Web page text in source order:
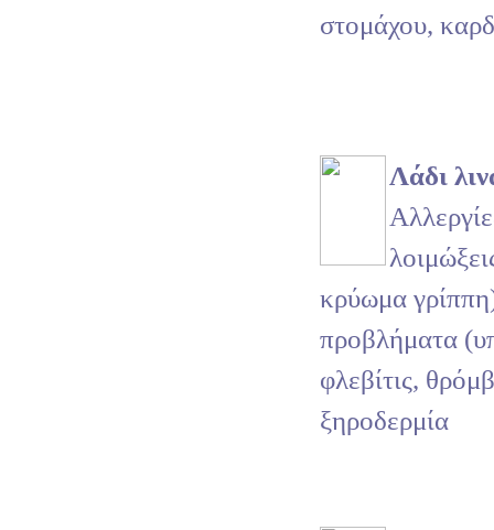
στομάχου,
Λάδι
κρύωμα
προβλήματα
φλεβίτις,
ξηροδερμία